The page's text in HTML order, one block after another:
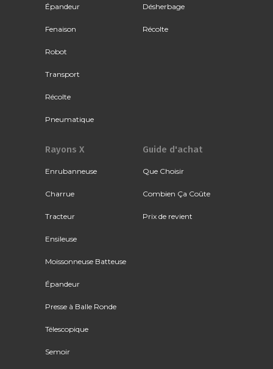
Épandeur
Fenaison
Robot
Transport
Récolte
Pneumatique
Désherbage
Récolte
Rayons X
Enrubanneuse
Charrue
Tracteur
Ensileuse
Moissonneuse Batteuse
Épandeur
Presse à Balle Ronde
Télescopique
Semoir
Guide d'achat
Que Choisir
Combien Ça Coûte
Prix de revient